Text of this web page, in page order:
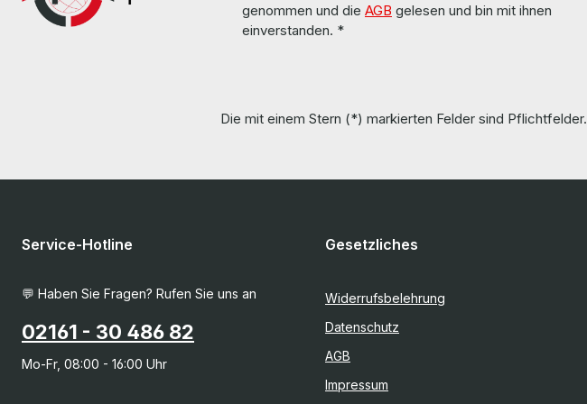
genommen und die AGB gelesen und bin mit ihnen
einverstanden. *
Die mit einem Stern (*) markierten Felder sind Pflichtfelder.
Service-Hotline
💬 Haben Sie Fragen? Rufen Sie uns an
02161 - 30 486 82
Mo-Fr, 08:00 - 16:00 Uhr
Gesetzliches
Widerrufsbelehrung
Datenschutz
AGB
Impressum